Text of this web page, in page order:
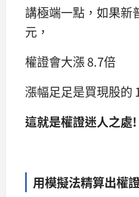
講極端一點，如果新
元，
權證會大漲 8.7倍
漲幅足足是買現股的
這就是權證迷人之處!
用模擬法精算出權